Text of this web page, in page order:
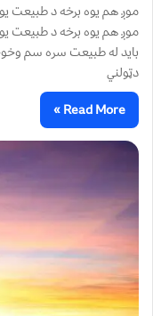
موږ هم یوه برخه د طبیعت
موږ هم یوه برخه د طبیعت
باید له طبیعت سره سم
دټولني
Read More »